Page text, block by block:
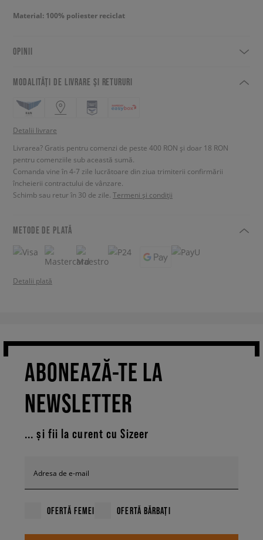
Material: 100% poliester reciclat
OPINII
MODALITĂȚI DE LIVRARE ȘI RETURURI
Detalii livrare
Livrarea? Gratis pentru comenzi de peste 400 RON și doar 18 RON
pentru comenziile sub această sumă.
Comanda vine în 4-7 zile lucrătoare din ziua trimiterii confirmării
încheierii contractului de vânzare.
Schimb sau retur în 30 de zile. Termeni și condiții
METODE DE PLATĂ
Detalii plată
ABONEAZĂ-TE LA
NEWSLETTER
... și fii la curent cu Sizeer
Adresa de e-mail
OFERTĂ FEMEI OFERTĂ BĂRBAȚI